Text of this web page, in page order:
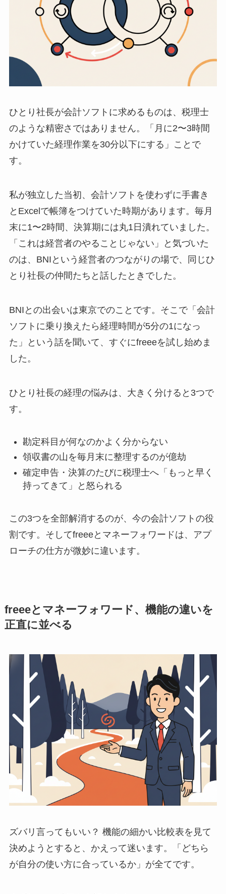
ひとり社長が会計ソフトに求めるものは、税理士
のような精密さではありません。「月に2〜3時間
かけていた経理作業を30分以下にする」ことで
す。
私が独立した当初、会計ソフトを使わずに手書き
とExcelで帳簿をつけていた時期があります。毎月
末に1〜2時間、決算期には丸1日潰れていました。
「これは経営者のやることじゃない」と気づいた
のは、BNIという経営者のつながりの場で、同じひ
とり社長の仲間たちと話したときでした。
BNIとの出会いは東京でのことです。そこで「会計
ソフトに乗り換えたら経理時間が5分の1になっ
た」という話を聞いて、すぐにfreeeを試し始めま
した。
ひとり社長の経理の悩みは、大きく分けると3つで
す。
勘定科目が何なのかよく分からない
領収書の山を毎月末に整理するのが億劫
確定申告・決算のたびに税理士へ「もっと早く
持ってきて」と怒られる
この3つを全部解消するのが、今の会計ソフトの役
割です。そしてfreeeとマネーフォワードは、アプ
ローチの仕方が微妙に違います。
freeeとマネーフォワード、機能の違いを
正直に並べる
ズバリ言ってもいい？ 機能の細かい比較表を見て
決めようとすると、かえって迷います。「どちら
が自分の使い方に合っているか」が全てです。